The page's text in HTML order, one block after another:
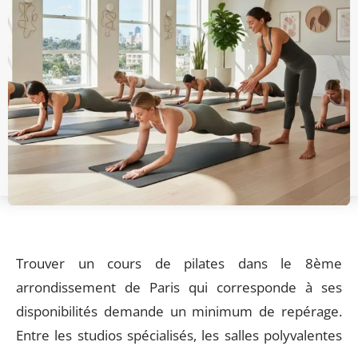
Trouver un cours de pilates dans le 8ème
arrondissement de Paris qui corresponde à ses
disponibilités demande un minimum de repérage.
Entre les studios spécialisés, les salles polyvalentes